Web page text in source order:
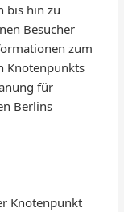
bis hin zu
Besucher
zum
Knotenpunkts
für
Berlins
Knotenpunkt